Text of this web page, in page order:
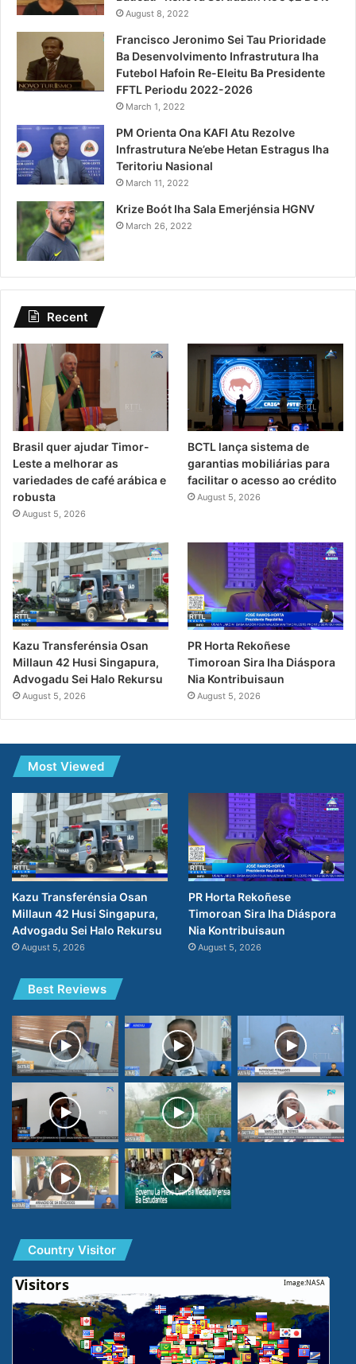
August 8, 2022
Francisco Jeronimo Sei Tau Prioridade
Ba Desenvolvimento Infrastrutura Iha
Futebol Hafoin Re-Eleitu Ba Presidente
FFTL Periodu 2022-2026
March 1, 2022
PM Orienta Ona KAFI Atu Rezolve
Infrastrutura Ne’ebe Hetan Estragus Iha
Teritoriu Nasional
March 11, 2022
Krize Boót Iha Sala Emerjénsia HGNV
March 26, 2022
Recent
Brasil quer ajudar Timor-
Leste a melhorar as
variedades de café arábica e
robusta
August 5, 2026
BCTL lança sistema de
garantias mobiliárias para
facilitar o acesso ao crédito
August 5, 2026
Kazu Transferénsia Osan
Millaun 42 Husi Singapura,
Advogadu Sei Halo Rekursu
August 5, 2026
PR Horta Rekoñese
Timoroan Sira Iha Diáspora
Nia Kontribuisaun
August 5, 2026
Most Viewed
Kazu Transferénsia Osan
Millaun 42 Husi Singapura,
Advogadu Sei Halo Rekursu
August 5, 2026
PR Horta Rekoñese
Timoroan Sira Iha Diáspora
Nia Kontribuisaun
August 5, 2026
Best Reviews
Country Visitor